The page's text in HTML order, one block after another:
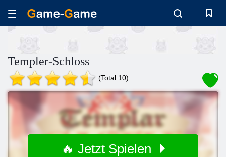
Templer-Schloss
(Total 10)
🔥 Jetzt Spielen